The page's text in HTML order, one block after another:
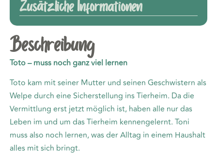
Zusätzliche Informationen
Beschreibung
Toto – muss noch ganz viel lernen
Toto kam mit seiner Mutter und seinen Geschwistern als
Welpe durch eine Sicherstellung ins Tierheim. Da die
Vermittlung erst jetzt möglich ist, haben alle nur das
Leben im und um das Tierheim kennengelernt. Toni
muss also noch lernen, was der Alltag in einem Haushalt
alles mit sich bringt.